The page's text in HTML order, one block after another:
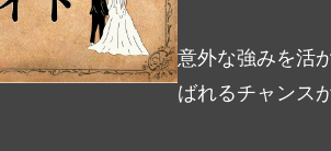
意外な強みを活
ばれるチャンス